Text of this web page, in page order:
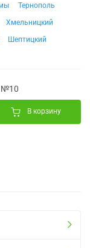
Тернополь
Хмельницкий
Шептицкий
№10
В корзину